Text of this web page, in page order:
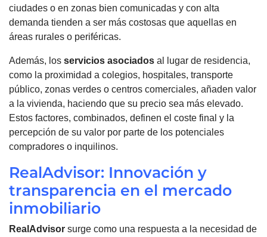
ciudades o en zonas bien comunicadas y con alta
demanda tienden a ser más costosas que aquellas en
áreas rurales o periféricas.
Además, los servicios asociados al lugar de residencia,
como la proximidad a colegios, hospitales, transporte
público, zonas verdes o centros comerciales, añaden valor
a la vivienda, haciendo que su precio sea más elevado.
Estos factores, combinados, definen el coste final y la
percepción de su valor por parte de los potenciales
compradores o inquilinos.
RealAdvisor: Innovación y
transparencia en el mercado
inmobiliario
RealAdvisor surge como una respuesta a la necesidad de